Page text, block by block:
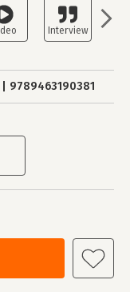
9789463190381